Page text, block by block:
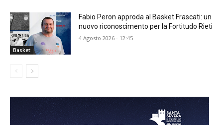
Basket
Fabio Peron approda al Basket Frascati: un
nuovo riconoscimento per la Fortitudo Rieti
4 Agosto 2026 - 12:45